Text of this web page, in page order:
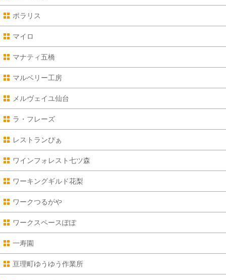
ポラリス
マイロ
マナティ五橋
マルベリー工房
メルヴェイユ仙台
ラ・フレーズ
レストランぴぁ
ワインフォレスト七ツ森
ワーキングギルド花梨
ワークつるがや
ワークスペースぽぽ
一寿園
亘理町ゆうゆう作業所